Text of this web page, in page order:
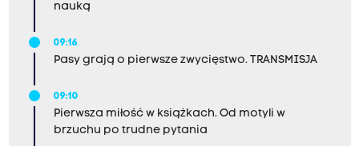
nauką
09:16
Pasy grają o pierwsze zwycięstwo. TRANSMISJA
09:10
Pierwsza miłość w książkach. Od motyli w
brzuchu po trudne pytania